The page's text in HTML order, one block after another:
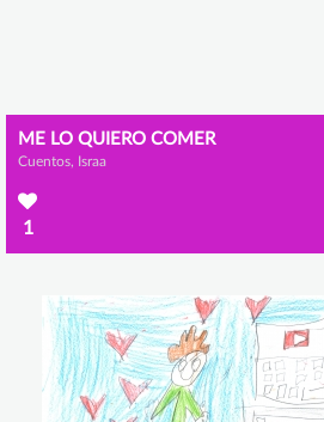
ME LO QUIERO COMER
Cuentos, Israa
1